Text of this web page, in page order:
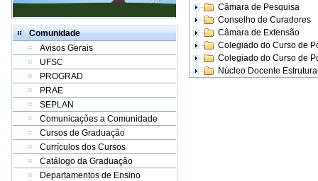
Comunidade
Avisos Gerais
UFSC
PROGRAD
PRAE
SEPLAN
Comunicações a Comunidade
Cursos de Graduação
Currículos dos Cursos
Catálogo da Graduação
Departamentos de Ensino
Câmara de Pesquisa
Conselho de Curadores
Câmara de Extensão
Colegiado do Curso de
Colegiado do Curso de
Núcleo Docente